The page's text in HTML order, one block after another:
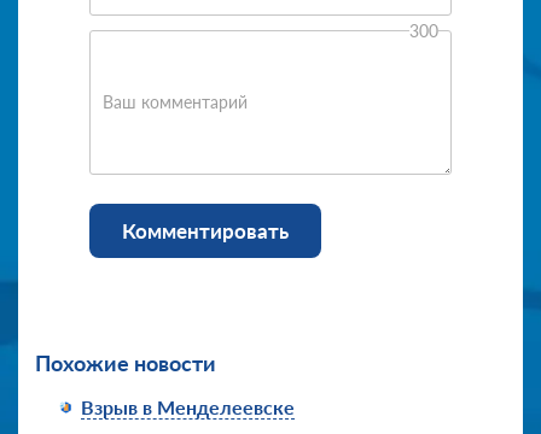
Ваш комментарий
300
Комментировать
Похожие новости
Взрыв в Менделеевске